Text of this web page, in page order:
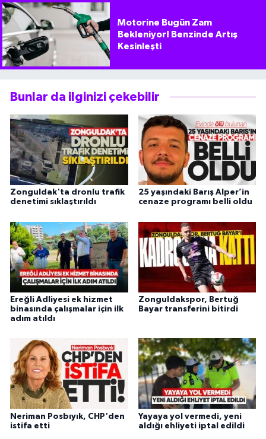
Motorine Bugün Zam
Bekleniyor! Benzinde Artış
Kesinleşti
Bunlar da ilginizi çekebilir
Zonguldak'ta dronlu trafik
denetimi sıklaştırıldı
25 yaşındaki Barış Alper’in
cenaze programı belli oldu
Ereğli Adliyesi ek hizmet
binasında çalışmalar için ilk
adım atıldı
Zonguldakspor, Bertuğ
Bayar transferini bitirdi
Neriman Posbıyık, CHP'den
istifa etti
Yayaya yol vermedi, yeni
aldığı ehliyeti iptal edildi